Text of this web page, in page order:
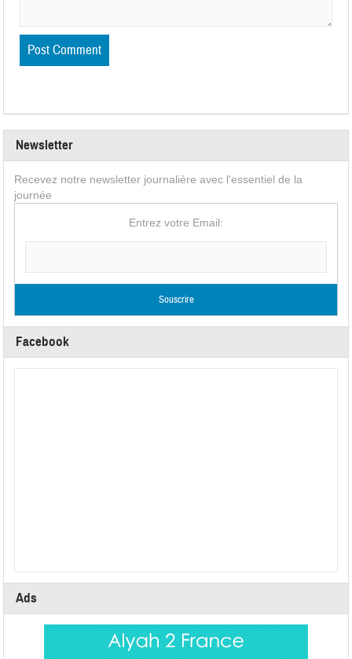
Newsletter
Recevez notre newsletter journalière avec l'essentiel de la
journée
Entrez votre Email:
Facebook
Ads